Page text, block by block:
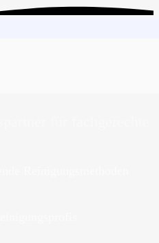
für fachgerechte